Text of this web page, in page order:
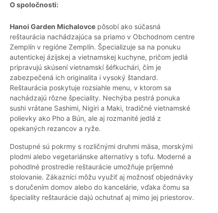
O spoločnosti:
Hanoi Garden Michalovce pôsobí ako súčasná
reštaurácia nachádzajúca sa priamo v Obchodnom centre
Zemplín v regióne Zemplín. Špecializuje sa na ponuku
autentickej ázijskej a vietnamskej kuchyne, pričom jedlá
pripravujú skúsení vietnamskí šéfkuchári, čím je
zabezpečená ich originalita i vysoký štandard.
Reštaurácia poskytuje rozsiahle menu, v ktorom sa
nachádzajú rôzne špeciality. Nechýba pestrá ponuka
sushi vrátane Sashimi, Nigiri a Maki, tradičné vietnamské
polievky ako Pho a Bún, ale aj rozmanité jedlá z
opekaných rezancov a ryže.
Dostupné sú pokrmy s rozličnými druhmi mäsa, morskými
plodmi alebo vegetariánske alternatívy s tofu. Moderné a
pohodlné prostredie reštaurácie umožňuje príjemné
stolovanie. Zákazníci môžu využiť aj možnosť objednávky
s doručením domov alebo do kancelárie, vďaka čomu sa
špeciality reštaurácie dajú ochutnať aj mimo jej priestorov.